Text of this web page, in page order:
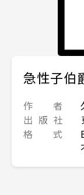
急性子伯
作 者
出 版 社
格 式